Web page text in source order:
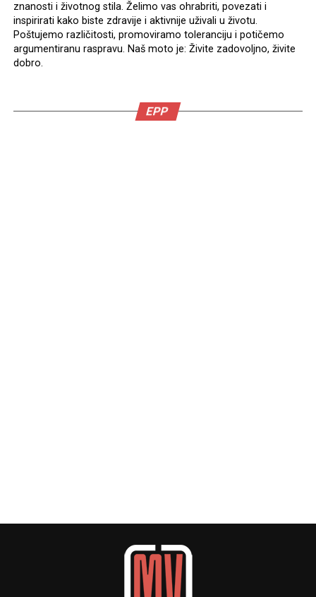
znanosti i životnog stila. Želimo vas ohrabriti, povezati i
inspirirati kako biste zdravije i aktivnije uživali u životu.
Poštujemo različitosti, promoviramo toleranciju i potičemo
argumentiranu raspravu. Naš moto je: Živite zadovoljno, živite
dobro.
EPP